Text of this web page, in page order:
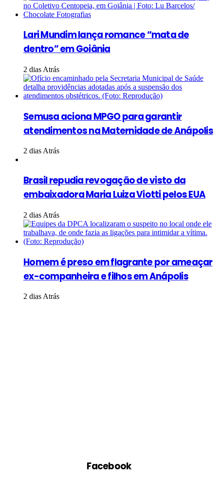
Lari Mundim lança romance “mata de
dentro” em Goiânia
2 dias Atrás
Semusa aciona MPGO para garantir
atendimentos na Maternidade de Anápolis
2 dias Atrás
Brasil repudia revogação de visto da
embaixadora Maria Luiza Viotti pelos EUA
2 dias Atrás
Homem é preso em flagrante por ameaçar
ex-companheira e filhos em Anápolis
2 dias Atrás
Facebook